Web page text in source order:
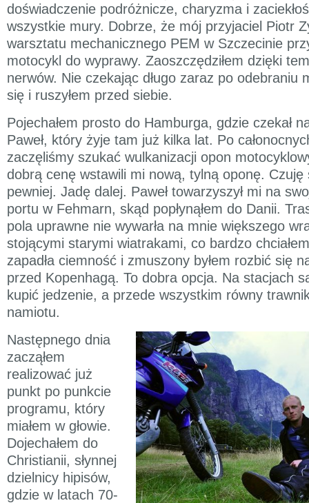
doświadczenie podróżnicze, charyzma i
wszystkie mury. Dobrze, że mój przyjaciel Piotr
warsztatu mechanicznego PEM w Szczecinie
motocykl do wyprawy. Zaoszczędziłem dzięki
nerwów. Nie czekając długo zaraz po odebraniu
się i ruszyłem przed siebie.
Pojechałem prosto do Hamburga, gdzie czekał
Paweł, który żyje tam już kilka lat. Po
zaczęliśmy szukać wulkanizacji opon
dobrą cenę wstawili mi nową, tylną oponę. Czuję
pewniej. Jadę dalej. Paweł towarzyszył mi na
portu w Fehmarn, skąd popłynąłem do Danii.
pola uprawne nie wywarła na mnie większego
stojącymi starymi wiatrakami, co bardzo
zapadła ciemność i zmuszony byłem rozbić się
przed Kopenhagą. To dobra opcja. Na stacjach
kupić jedzenie, a przede wszystkim równy
namiotu.
Następnego dnia
zacząłem
realizować już
punkt po punkcie
programu, który
miałem w głowie.
Dojechałem do
Christianii, słynnej
dzielnicy hipisów,
gdzie w latach 70-